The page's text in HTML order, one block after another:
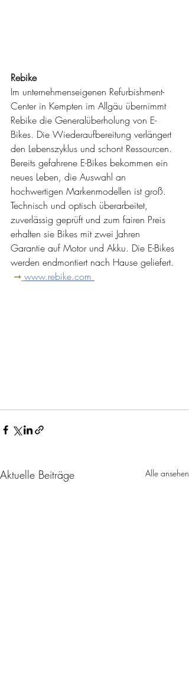
Rebike
Im unternehmenseigenen Refurbishment-
Center in Kempten im Allgäu übernimmt
Rebike die Generalüberholung von E-
Bikes. Die Wiederaufbereitung verlängert
den Lebenszyklus und schont Ressourcen.
Bereits gefahrene E-Bikes bekommen ein
neues Leben, die Auswahl an
hochwertigen Markenmodellen ist groß.
Technisch und optisch überarbeitet,
zuverlässig geprüft und zum fairen Preis
erhalten sie Bikes mit zwei Jahren
Garantie auf Motor und Akku. Die E-Bikes
werden endmontiert nach Hause geliefert.
➞ www.rebike.com
Aktuelle Beiträge Alle ansehen